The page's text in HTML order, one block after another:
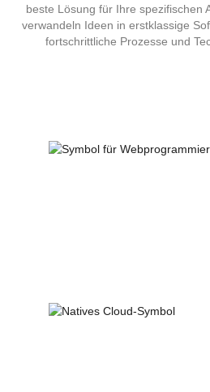
beste Lösung für Ihre spezifischen
verwandeln Ideen in erstklassige
fortschrittliche Prozesse und